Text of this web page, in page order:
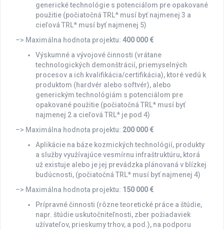
generické technológie s potenciálom pre opakované
použitie (počiatočná TRL* musí byť najmenej 3 a
cieľová TRL* musí byť najmenej 5)
–> Maximálna hodnota projektu: 400 000 €
Výskumné a vývojové činnosti (vrátane
technologických demonštrácií, priemyselných
procesov a ich kvalifikácia/certifikácia), ktoré vedú k
produktom (hardvér alebo softvér), alebo
generickým technológiám s potenciálom pre
opakované použitie (počiatočná TRL* musí byť
najmenej 2 a cieľová TRL* je pod 4)
–> Maximálna hodnota projektu: 200 000 €
Aplikácie na báze kozmických technológií, produkty
a služby využívajúce vesmírnu infraštruktúru, ktorá
už existuje alebo je jej prevádzka plánovaná v blízkej
budúcnosti, (počiatočná TRL* musí byť najmenej 4)
–> Maximálna hodnota projektu: 150 000 €
Prípravné činnosti (rôzne teoretické práce a štúdie,
napr. štúdie uskutočniteľnosti, zber požiadaviek
užívateľov, prieskumy trhov, a pod.), na podporu